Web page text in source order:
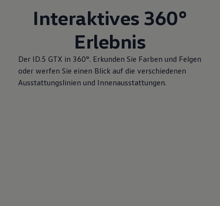
Interaktives 360°
Erlebnis
Der ID.5 GTX in 360°. Erkunden Sie Farben und Felgen
oder werfen Sie einen Blick auf die verschiedenen
Ausstattungslinien und Innenausstattungen.